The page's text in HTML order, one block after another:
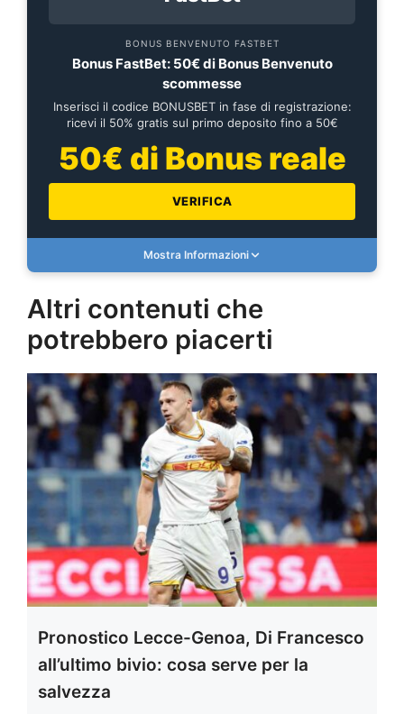
BONUS BENVENUTO FASTBET
Bonus FastBet: 50€ di Bonus Benvenuto
scommesse
Inserisci il codice BONUSBET in fase di registrazione:
ricevi il 50% gratis sul primo deposito fino a 50€
50€ di Bonus reale
VERIFICA
Mostra Informazioni
Altri contenuti che
potrebbero piacerti
Pronostico Lecce-Genoa, Di Francesco
all’ultimo bivio: cosa serve per la
salvezza